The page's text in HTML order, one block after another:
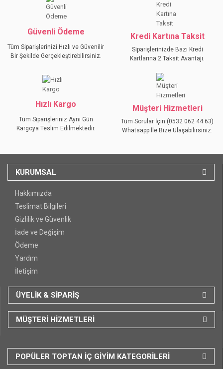
Ürün fiyatı diğer sitelerden daha pahalı.
Bu ürüne benzer farklı alternatifler olmalı.
Güvenli Ödeme
Tüm Siparişlerinizi Hızlı ve Güvenilir
Bir Şekilde Gerçekleştirebilirsiniz.
Kredi Kartına Taksit
Siparişlerinizde Bazı Kredi
Kartlarına 2 Taksit Avantajı.
Hızlı Kargo
Tüm Siparişleriniz Aynı Gün
Kargoya Teslim Edilmektedir.
Müşteri Hizmetleri
Tüm Sorular İçin (0532 062 44 63)
Whatsapp İle Bize Ulaşabilirsiniz.
KURUMSAL
Hakkımızda
Teslimat Bilgileri
Gizlilik ve Güvenlik
İade ve Değişim
Ödeme
Yardım
İletişim
ÜYELİK & SİPARİŞ
MÜŞTERİ HİZMETLERİ
POPÜLER TOPTAN İÇ GİYİM KATEGORİLERİ